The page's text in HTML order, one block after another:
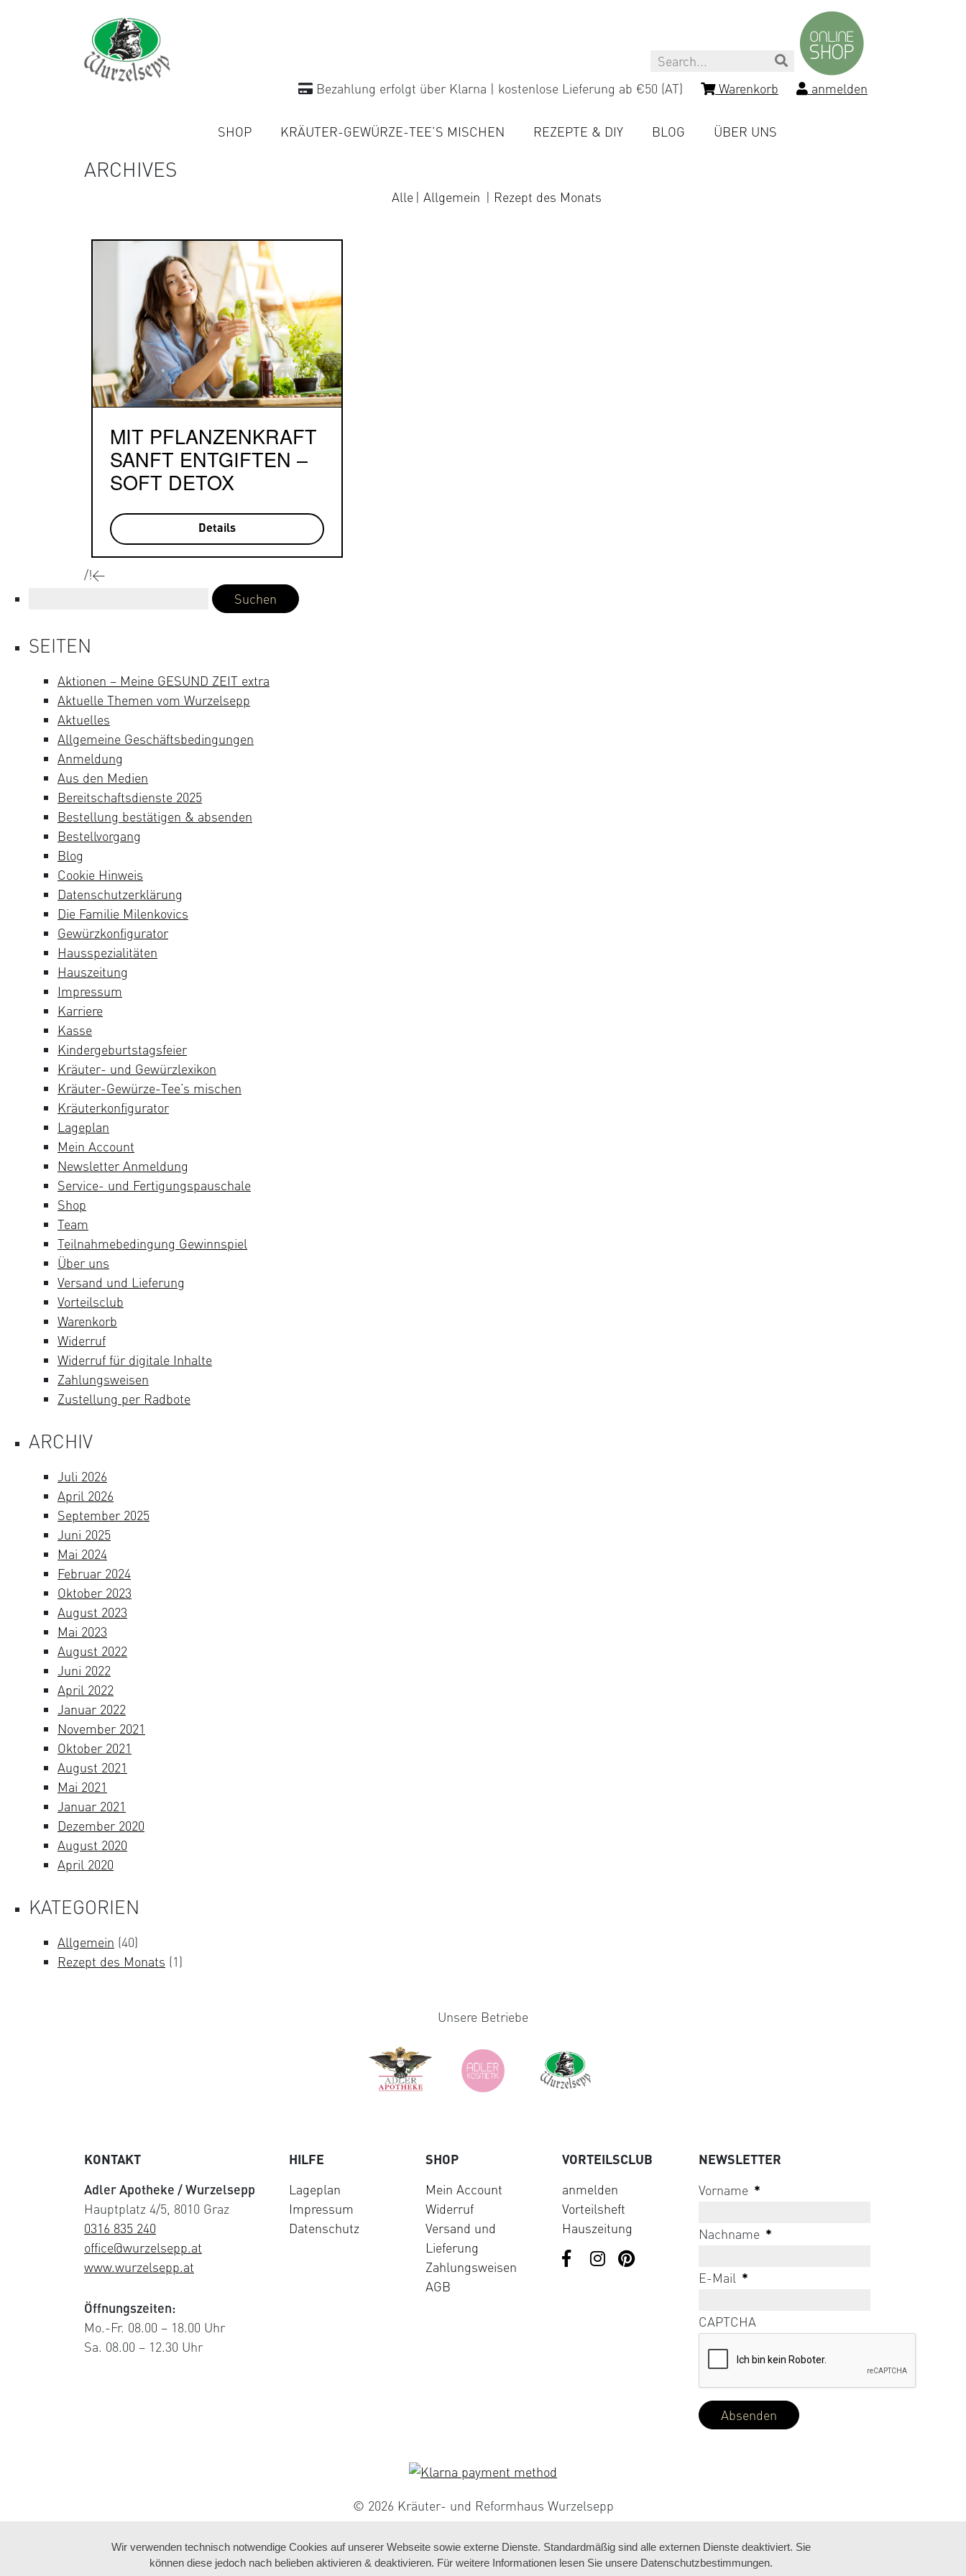
Search
Bezahlung erfolgt über Klarna | kostenlose Lieferung ab €50 (AT)
Warenkorb anmelden
SHOP KRÄUTER-GEWÜRZE-TEE’S MISCHEN REZEPTE & DIY BLOG ÜBER UNS
ARCHIVES
Alle Allgemein Rezept des Monats
MIT PFLANZENKRAFT
SANFT ENTGIFTEN –
SOFT DETOX
Details
/!<
SEITEN
Aktionen – Meine GESUND ZEIT extra
Aktuelle Themen vom Wurzelsepp
Aktuelles
Allgemeine Geschäftsbedingungen
Anmeldung
Aus den Medien
Bereitschaftsdienste 2025
Bestellung bestätigen & absenden
Bestellvorgang
Blog
Cookie Hinweis
Datenschutzerklärung
Die Familie Milenkovics
Gewürzkonfigurator
Hausspezialitäten
Hauszeitung
Impressum
Karriere
Kasse
Kindergeburtstagsfeier
Kräuter- und Gewürzlexikon
Kräuter-Gewürze-Tee’s mischen
Kräuterkonfigurator
Lageplan
Mein Account
Newsletter Anmeldung
Service- und Fertigungspauschale
Shop
Team
Teilnahmebedingung Gewinnspiel
Über uns
Versand und Lieferung
Vorteilsclub
Warenkorb
Widerruf
Widerruf für digitale Inhalte
Zahlungsweisen
Zustellung per Radbote
ARCHIV
Juli 2026
April 2026
September 2025
Juni 2025
Mai 2024
Februar 2024
Oktober 2023
August 2023
Mai 2023
August 2022
Juni 2022
April 2022
Januar 2022
November 2021
Oktober 2021
August 2021
Mai 2021
Januar 2021
Dezember 2020
August 2020
April 2020
KATEGORIEN
Allgemein (40)
Rezept des Monats (1)
Unsere Betriebe
KONTAKT
Adler Apotheke / Wurzelsepp
Hauptplatz 4/5, 8010 Graz
0316 835 240
office@wurzelsepp.at
www.wurzelsepp.at
Öffnungszeiten:
Mo.-Fr. 08.00 – 18.00 Uhr
Sa. 08.00 – 12.30 Uhr
HILFE
Lageplan
Impressum
Datenschutz
SHOP
Mein Account
Widerruf
Versand und
Lieferung
Zahlungsweisen
AGB
VORTEILSCLUB
anmelden
Vorteilsheft
Hauszeitung
NEWSLETTER
Vorname *
Nachname *
E-Mail *
CAPTCHA
© 2026 Kräuter- und Reformhaus Wurzelsepp
Wir verwenden technisch notwendige Cookies auf unserer Webseite sowie externe Dienste. Standardmäßig sind alle externen Dienste deaktiviert. Sie
können diese jedoch nach belieben aktivieren & deaktivieren. Für weitere Informationen lesen Sie unsere Datenschutzbestimmungen.